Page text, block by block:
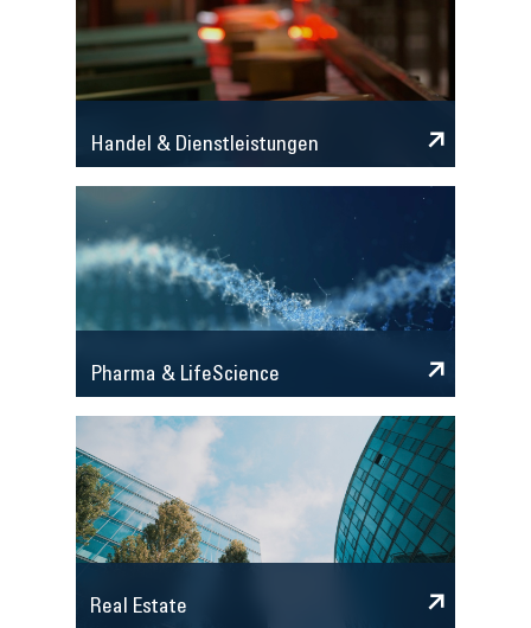
Handel & Dienstleistungen
Pharma & LifeScience
Real Estate